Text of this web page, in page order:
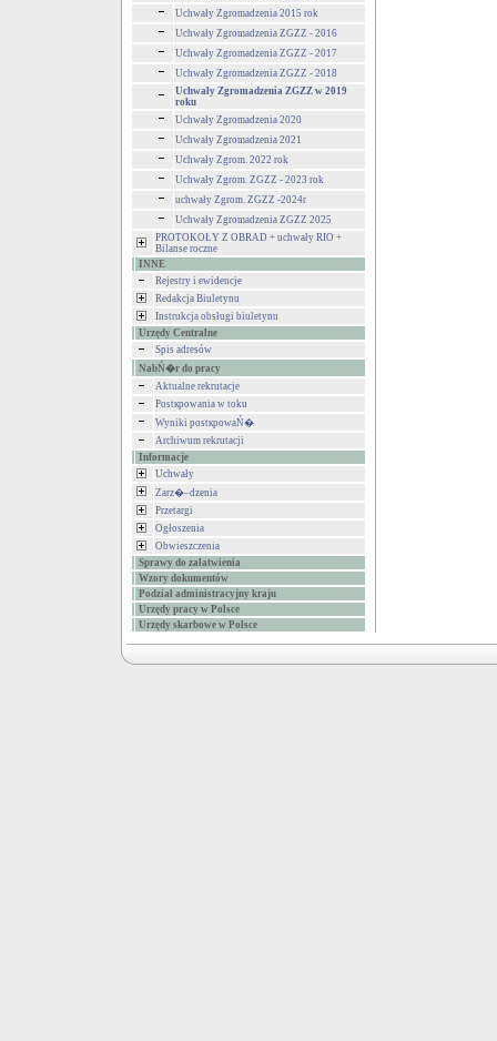
Uchwały Zgromadzenia 2015 rok
Uchwały Zgromadzenia ZGZZ - 2016
Uchwały Zgromadzenia ZGZZ - 2017
Uchwały Zgromadzenia ZGZZ - 2018
Uchwały Zgromadzenia ZGZZ w 2019
roku
Uchwały Zgromadzenia 2020
Uchwały Zgromadzenia 2021
Uchwały Zgrom. 2022 rok
Uchwały Zgrom. ZGZZ - 2023 rok
uchwały Zgrom. ZGZZ -2024r
Uchwały Zgromadzenia ZGZZ 2025
PROTOKOŁY Z OBRAD + uchwały RIO +
Bilanse roczne
INNE
Rejestry i ewidencje
Redakcja Biuletynu
Instrukcja obsługi biuletynu
Urzędy Centralne
Spis adresów
NabŃ�r do pracy
Aktualne rekrutacje
Postкpowania w toku
Wyniki postкpowaŃ�
Archiwum rekrutacji
Informacje
Uchwały
Zarz�–dzenia
Przetargi
Ogłoszenia
Obwieszczenia
Sprawy do załatwienia
Wzory dokumentów
Podział administracyjny kraju
Urzędy pracy w Polsce
Urzędy skarbowe w Polsce